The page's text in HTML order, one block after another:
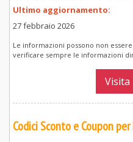
Ultimo aggiornamento:
27 febbraio 2026
Le informazioni possono non
verificare sempre le informazioni
Visita
Codici Sconto e Coupon per